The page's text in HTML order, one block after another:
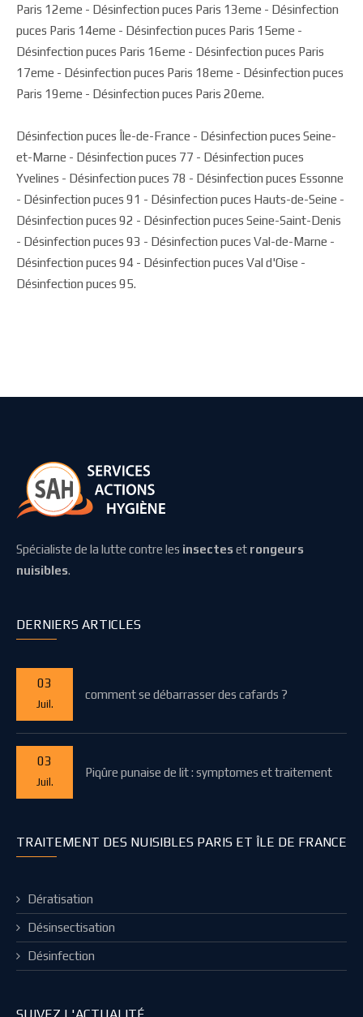
Paris 12eme - Désinfection puces Paris 13eme - Désinfection
puces Paris 14eme - Désinfection puces Paris 15eme -
Désinfection puces Paris 16eme - Désinfection puces Paris
17eme - Désinfection puces Paris 18eme - Désinfection puces
Paris 19eme - Désinfection puces Paris 20eme.
Désinfection puces Île-de-France - Désinfection puces Seine-
et-Marne - Désinfection puces 77 - Désinfection puces
Yvelines - Désinfection puces 78 - Désinfection puces Essonne
- Désinfection puces 91 - Désinfection puces Hauts-de-Seine -
Désinfection puces 92 - Désinfection puces Seine-Saint-Denis
- Désinfection puces 93 - Désinfection puces Val-de-Marne -
Désinfection puces 94 - Désinfection puces Val d'Oise -
Désinfection puces 95.
Spécialiste de la lutte contre les insecteset rongeurs
nuisibles.
DERNIERS ARTICLES
03
Juil.
comment se débarrasser des cafards ?
03
Juil.
Piqûre punaise de lit : symptomes et traitement
TRAITEMENT DES NUISIBLES PARIS ET ÎLE DE FRANCE
Dératisation
Désinsectisation
Désinfection